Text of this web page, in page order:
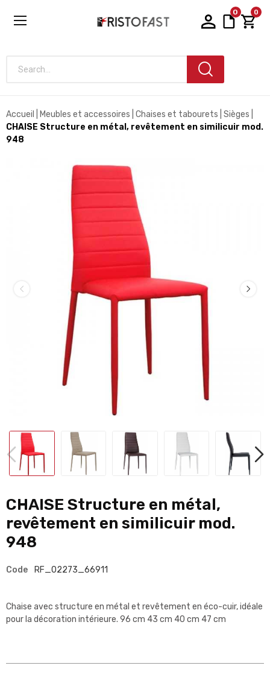
0 0
Search...
Accueil Meubles et accessoires Chaises et tabourets Sièges
CHAISE Structure en métal, revêtement en similicuir mod.
948
CHAISE Structure en métal,
revêtement en similicuir mod.
948
Code RF_02273_66911
Chaise avec structure en métal et revêtement en éco-cuir, idéale
pour la décoration intérieure. 96 cm 43 cm 40 cm 47 cm